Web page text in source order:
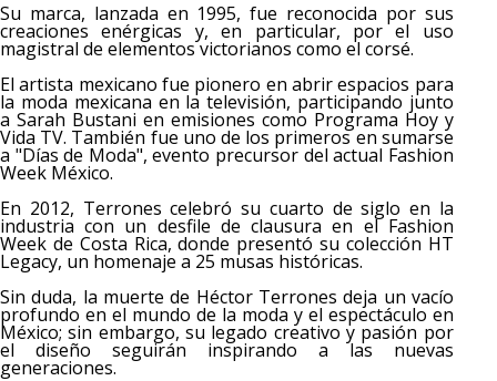
Su marca, lanzada en 1995, fue reconocida por sus
creaciones enérgicas y, en particular, por el uso
magistral de elementos victorianos como el corsé.
El artista mexicano fue pionero en abrir espacios para
la moda mexicana en la televisión, participando junto
a Sarah Bustani en emisiones como Programa Hoy y
Vida TV. También fue uno de los primeros en sumarse
a "Días de Moda", evento precursor del actual Fashion
Week México.
En 2012, Terrones celebró su cuarto de siglo en la
industria con un desfile de clausura en el Fashion
Week de Costa Rica, donde presentó su colección HT
Legacy, un homenaje a 25 musas históricas.
Sin duda, la muerte de Héctor Terrones deja un vacío
profundo en el mundo de la moda y el espectáculo en
México; sin embargo, su legado creativo y pasión por
el diseño seguirán inspirando a las nuevas
generaciones.